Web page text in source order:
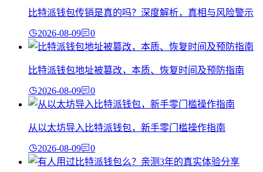
比特派钱包传销是真的吗？深度解析，真相与风险警示
2026-08-09 0
比特派钱包地址被篡改，本质、恢复时间及预防指南
2026-08-09 0
从以太坊导入比特派钱包，新手零门槛操作指南
2026-08-09 0